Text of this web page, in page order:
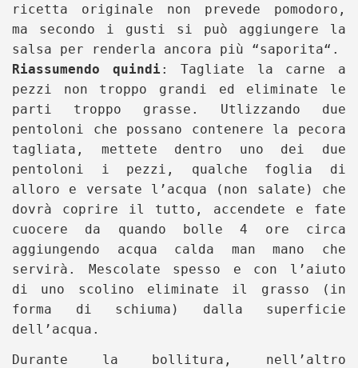
ricetta originale non prevede pomodoro,
ma secondo i gusti si può aggiungere la
salsa per renderla ancora più “saporita“.
Riassumendo quindi : Tagliate la carne a
pezzi non troppo grandi ed eliminate le
parti troppo grasse. Utlizzando due
pentoloni che possano contenere la pecora
tagliata, mettete dentro uno dei due
pentoloni i pezzi, qualche foglia di
alloro e versate l’acqua (non salate) che
dovrà coprire il tutto, accendete e fate
cuocere da quando bolle 4 ore circa
aggiungendo acqua calda man mano che
servirà. Mescolate spesso e con l’aiuto
di uno scolino eliminate il grasso (in
forma di schiuma) dalla superficie
dell’acqua.
Durante la bollitura, nell’altro